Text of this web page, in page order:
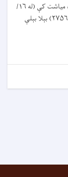
د کابل ښار د سندونو او وثيقو د ثبت شپږو آمريتونو په يوه مياشت کې (له ۱۶/
۱/ ۱۴۴۸هـ ق څخه تر ۱۶/ ۲/ ۱۴۴۸هـ ق) نېټې پورې (۲۷۵۶) بېلا بېلې